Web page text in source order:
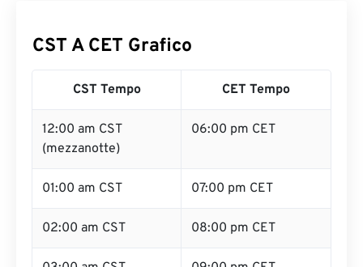
CST A CET Grafico
CST Tempo CET Tempo
12:00 am CST
(mezzanotte)
06:00 pm CET
01:00 am CST 07:00 pm CET
02:00 am CST 08:00 pm CET